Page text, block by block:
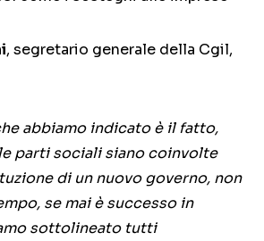
, segretario generale della Cgil,
abbiamo indicato è il fatto,
parti sociali siano coinvolte
di un nuovo governo, non
se mai è successo in
sottolineato tutti